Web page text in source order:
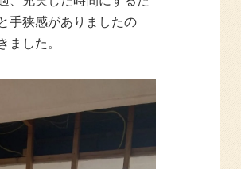
手狭感がありましたの
ました。